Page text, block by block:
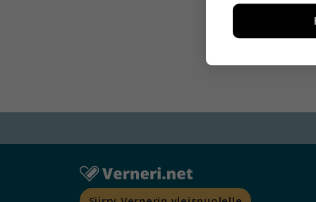
avulla
Tietoa
sivuilla